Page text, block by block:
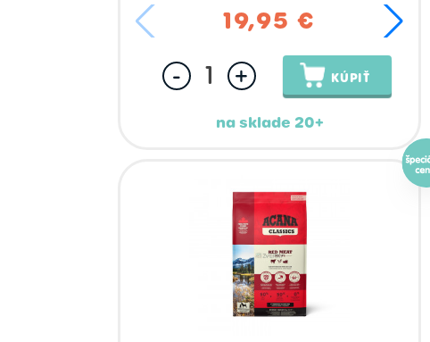
19,95 €
- + KÚPIŤ
na sklade 20+